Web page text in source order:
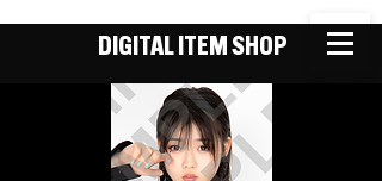
DIGITAL ITEM SHOP